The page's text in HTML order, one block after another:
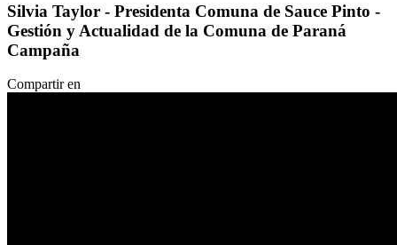
Silvia Taylor - Presidenta Comuna de Sauce Pinto -
Gestión y Actualidad de la Comuna de Paraná
Campaña
Compartir en